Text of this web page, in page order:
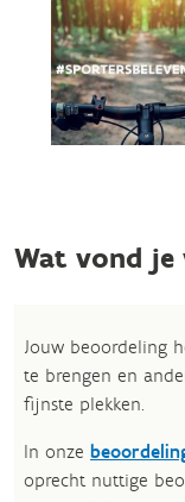
Wat vond je
Jouw beoordeling
te brengen en
fijnste plekken.
In onze
oprecht nuttige